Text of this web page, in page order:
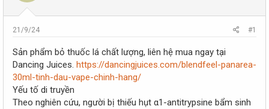
s
r
t
e
r
i
21/9/24 #1
Sản phẩm bỏ thuốc lá chất lượng, liên hệ mua ngay tại
Dancing Juices. https://dancingjuices.com/blendfeel-panarea-
30ml-tinh-dau-vape-chinh-hang/
Yếu tố di truyền
Theo nghiên cứu, người bị thiếu hụt α1-antitrypsine bẩm sinh